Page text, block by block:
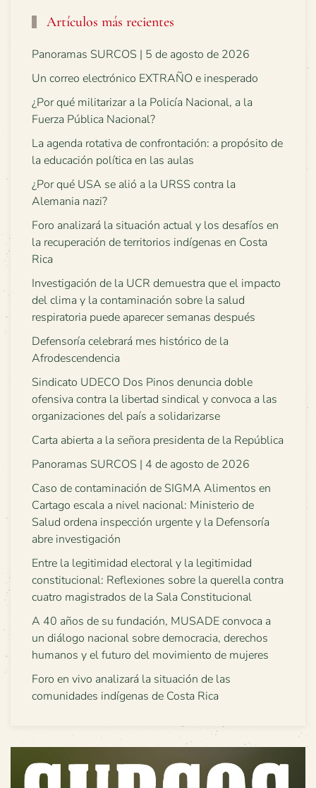
Artículos más recientes
Panoramas SURCOS | 5 de agosto de 2026
Un correo electrónico EXTRAÑO e inesperado
¿Por qué militarizar a la Policía Nacional, a la
Fuerza Pública Nacional?
La agenda rotativa de confrontación: a propósito de
la educación política en las aulas
¿Por qué USA se alió a la URSS contra la
Alemania nazi?
Foro analizará la situación actual y los desafíos en
la recuperación de territorios indígenas en Costa
Rica
Investigación de la UCR demuestra que el impacto
del clima y la contaminación sobre la salud
respiratoria puede aparecer semanas después
Defensoría celebrará mes histórico de la
Afrodescendencia
Sindicato UDECO Dos Pinos denuncia doble
ofensiva contra la libertad sindical y convoca a las
organizaciones del país a solidarizarse
Carta abierta a la señora presidenta de la República
Panoramas SURCOS | 4 de agosto de 2026
Caso de contaminación de SIGMA Alimentos en
Cartago escala a nivel nacional: Ministerio de
Salud ordena inspección urgente y la Defensoría
abre investigación
Entre la legitimidad electoral y la legitimidad
constitucional: Reflexiones sobre la querella contra
cuatro magistrados de la Sala Constitucional
A 40 años de su fundación, MUSADE convoca a
un diálogo nacional sobre democracia, derechos
humanos y el futuro del movimiento de mujeres
Foro en vivo analizará la situación de las
comunidades indígenas de Costa Rica